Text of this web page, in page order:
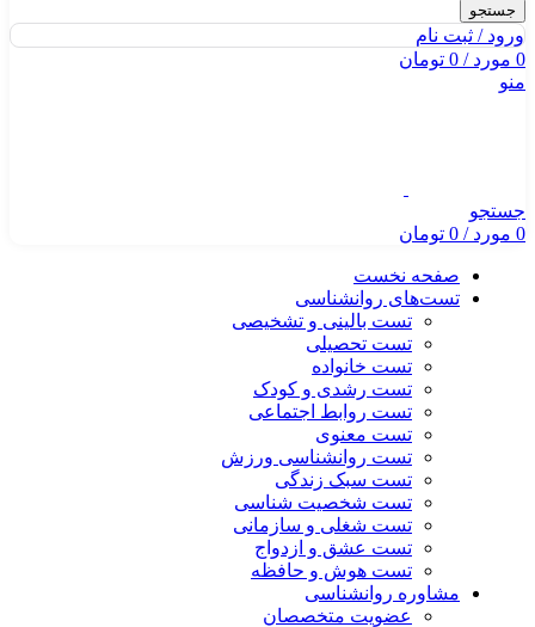
جستجو
ورود / ثبت نام
0 مورد/
0 تومان
منو
جستجو
0 مورد/
0 تومان
صفحه نخست
تست‌های روانشناسی
تست بالینی و تشخیصی
تست تحصیلی
تست خانواده
تست رشدی و کودک
تست روابط اجتماعی
تست معنوی
تست روانشناسی ورزش
تست سبک زندگی
تست شخصیت شناسی
تست شغلی و سازمانی
تست عشق و ازدواج
تست هوش و حافظه
مشاوره روانشناسی
عضویت متخصصان